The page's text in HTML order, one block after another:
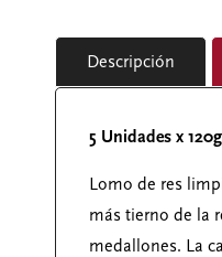
Descripción
5 Unidades x
Lomo de res
más tierno de la
medallones. La